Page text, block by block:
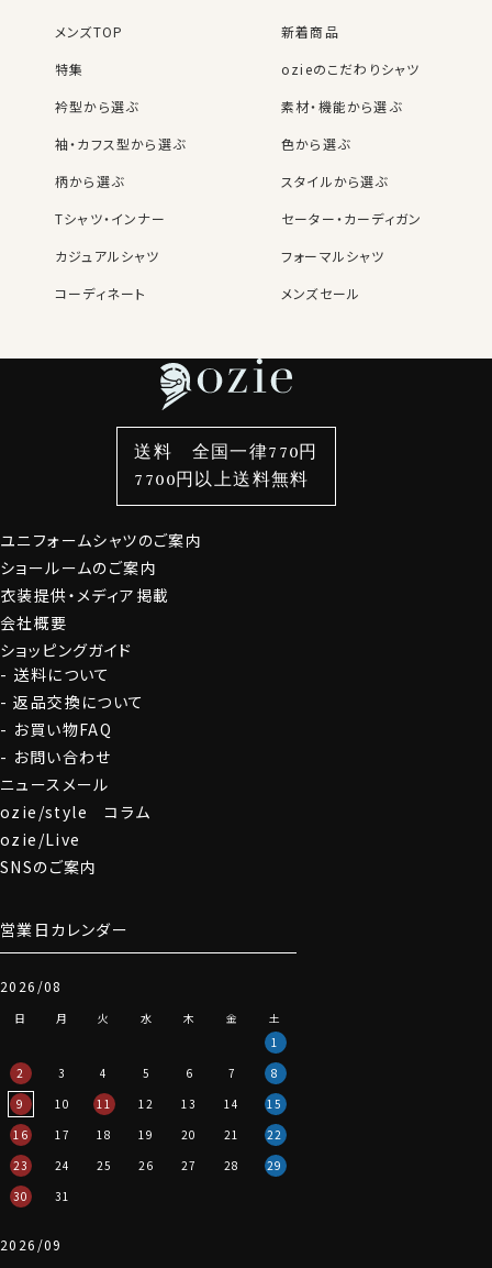
メンズTOP
新着商品
特集
ozieのこだわりシャツ
衿型から選ぶ
素材・機能から選ぶ
袖・カフス型から選ぶ
色から選ぶ
柄から選ぶ
スタイルから選ぶ
Tシャツ・インナー
セーター・カーディガン
カジュアルシャツ
フォーマルシャツ
コーディネート
メンズセール
袖・カフス型から選ぶ
色から選ぶ
柄から選ぶ
スタイルから選ぶ
カジュアルシャツ
定番シャツ
カフスボタン
サスペンダー
財布・名刺入れ
バッグ
ストール・マフラー
グローブ
ユニフォームシャツのご案内
ショールームのご案内
衣装提供・メディア掲載
会社概要
ショッピングガイド
送料について
返品交換について
お買い物FAQ
お問い合わせ
ニュースメール
ozie/style コラム
ozie/Live
SNSのご案内
営業日カレンダー
2026/08
日 月 火 水 木 金
土
1
2
3 4 5 6 7
8
9
10 11 12 13 14
15
16
17 18 19 20 21
22
23
24 25 26 27 28
29
30
31
2026/09
送料 全国一律770円
7700円以上送料無料